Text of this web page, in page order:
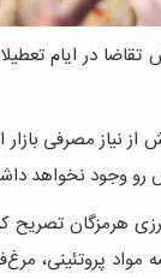
تقاضا در ایام
نیاز مصرفی
رو وجود نخواهد
هرمزگان تصریح
پروتئینی،